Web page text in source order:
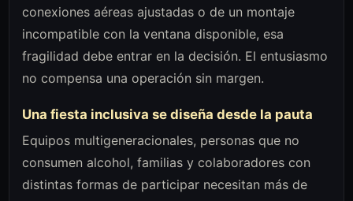
conexiones aéreas ajustadas o de un montaje
incompatible con la ventana disponible, esa
fragilidad debe entrar en la decisión. El entusiasmo
no compensa una operación sin margen.
Una fiesta inclusiva se diseña desde la pauta
Equipos multigeneracionales, personas que no
consumen alcohol, familias y colaboradores con
distintas formas de participar necesitan más de